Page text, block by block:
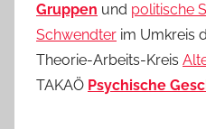
Gruppen und politische
Schwendter im Umkreis
Theorie-Arbeits-Kreis
TAKAÖ Psychische